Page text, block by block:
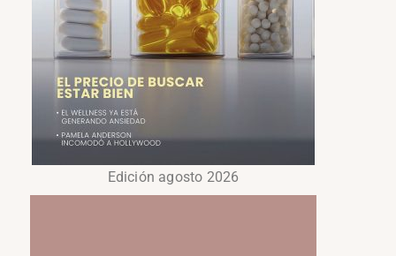
Edición agosto 2026